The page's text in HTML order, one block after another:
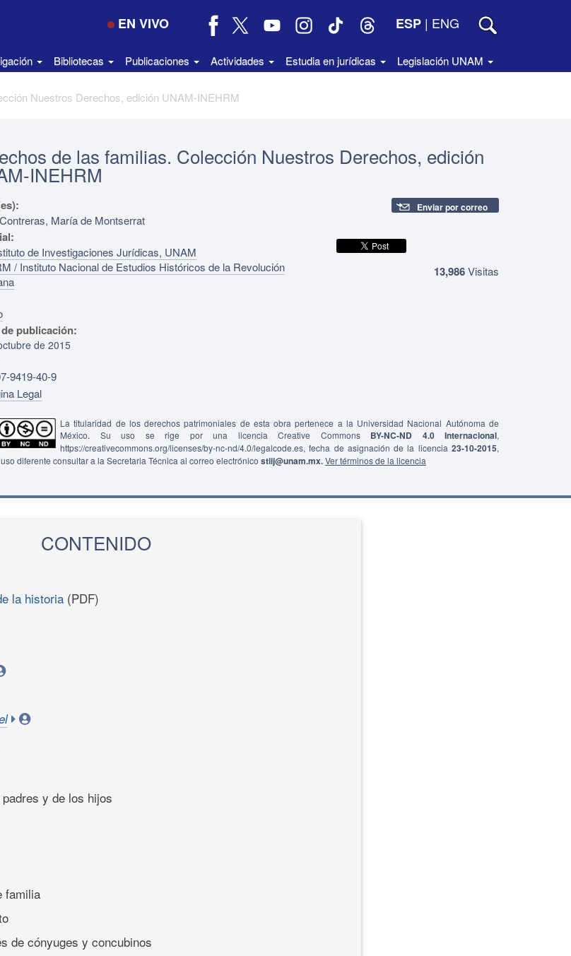
EN VIVO ESP | ENG
Bibliotecas Publicaciones Actividades Estudia en jurídicas Legislación UNAM
Nuestros Derechos, edición UNAM-INEHRM
de las familias. Colección Nuestros Derechos, edición
INEHRM
María de Montserrat
de Investigaciones Jurídicas, UNAM
/ Instituto Nacional de Estudios Históricos de la Revolución
publicación:
de 2015
9419-40-9
Legal
Enviar por correo
13,986Visitas
La titularidad de los derechos patrimoniales de esta obra pertenece a la Universidad Nacional Autónoma de
México. Su uso se rige por una licencia Creative Commons BY-NC-ND 4.0 Internacional,
https://creativecommons.org/licenses/by-nc-nd/4.0/legalcode.es, fecha de asignación de la licencia 23-10-2015,
diferente consultar a la Secretaria Técnica al correo electrónico stiij@unam.mx.Ver términos de la licencia
CONTENIDO
la historia (PDF)
y de los hijos
familia
de cónyuges y concubinos